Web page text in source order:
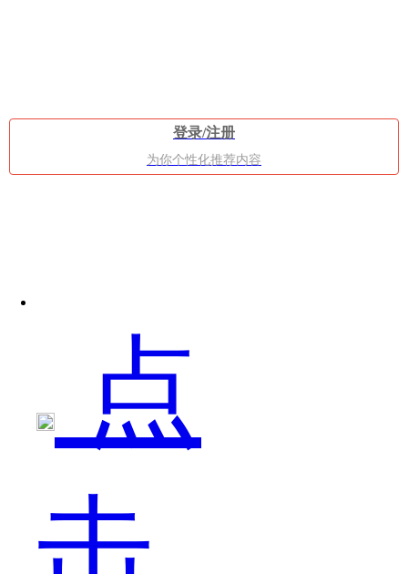
少
网
友
登录/注册
为你个性化推荐内容
点